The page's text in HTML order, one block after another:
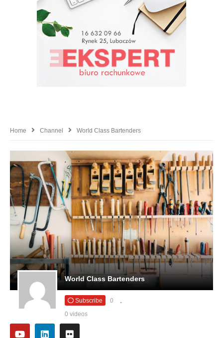
Home Channel World Class Bartenders
World Class Bartenders
Subscribe
0
0 videos